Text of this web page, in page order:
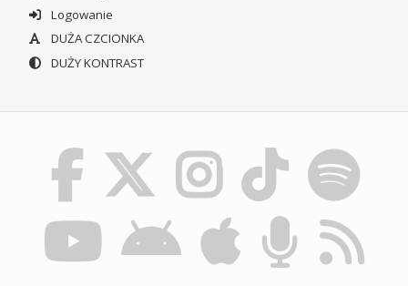
Logowanie
DUŻA CZCIONKA
DUŻY KONTRAST